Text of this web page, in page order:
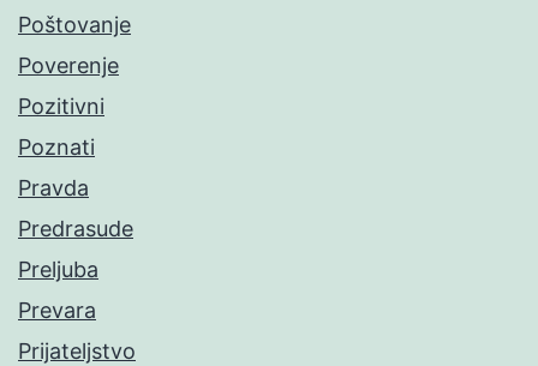
Poštovanje
Poverenje
Pozitivni
Poznati
Pravda
Predrasude
Preljuba
Prevara
Prijateljstvo